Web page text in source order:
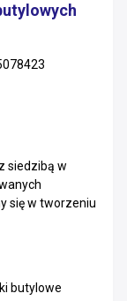
siedzibą w
się w tworzeniu
butylowe